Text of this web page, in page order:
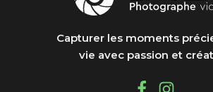
Capturer les moments
vie avec passion et